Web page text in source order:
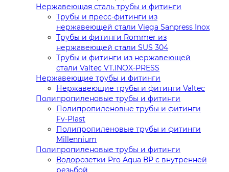
Нержавеющая сталь трубы и фитинги
Трубы и пресс-фитинги из
нержавеющей стали Viega Sanpress Inox
Трубы и фитинги Rommer из
нержавеющей стали SUS 304
Трубы и фитинги из нержавеющей
стали Valtec VT.INOX-PRESS
Нержавеющие трубы и фитинги
Нержавеющие трубы и фитинги Valtec
Полипропиленовые трубы и фитинги
Полипропиленовые трубы и фитинги
Fv-Plast
Полипропиленовые трубы и фитинги
Millennium
Полипропиленовые трубы и фитинги
Водорозетки Pro Aqua ВР с внутренней
резьбой